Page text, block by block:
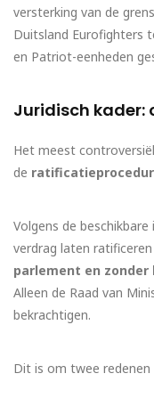
versterking van de
Duitsland Eurofighters
en Patriot-eenheden
Juridisch kader:
Het meest
de
Volgens de
verdrag laten ratificeren
parlement en
Alleen de Raad van
bekrachtigen.
Dit is om twee redenen